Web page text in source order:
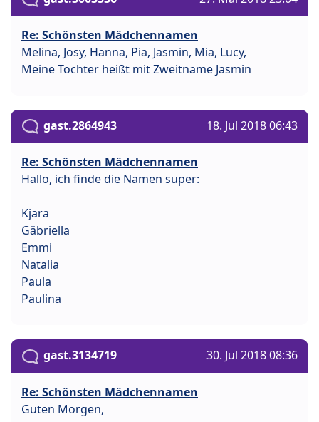
Re: Schönsten Mädchennamen
Melina, Josy, Hanna, Pia, Jasmin, Mia, Lucy,
Meine Tochter heißt mit Zweitname Jasmin
gast.2864943 18. Jul 2018 06:43
Re: Schönsten Mädchennamen
Hallo, ich finde die Namen super:
Kjara
Gäbriella
Emmi
Natalia
Paula
Paulina
gast.3134719 30. Jul 2018 08:36
Re: Schönsten Mädchennamen
Guten Morgen,